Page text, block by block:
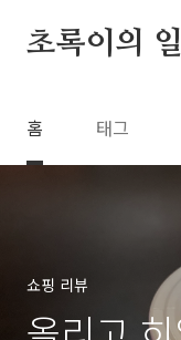
초록이의
홈 태그
쇼핑 리뷰